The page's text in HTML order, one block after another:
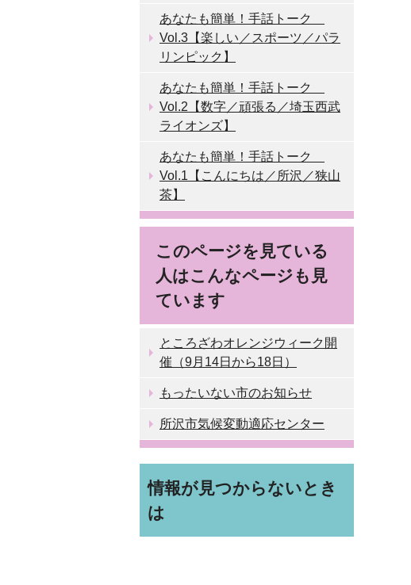
あなたも簡単！手話トーク
Vol.3【楽しい／スポーツ／パラ
リンピック】
あなたも簡単！手話トーク
Vol.2【数字／頑張る／埼玉西武
ライオンズ】
あなたも簡単！手話トーク
Vol.1【こんにちは／所沢／狭山
茶】
このページを見ている
人はこんなページも見
ています
ところざわオレンジウィーク開
催（9月14日から18日）
もったいない市のお知らせ
所沢市気候変動適応センター
情報が見つからないとき
は